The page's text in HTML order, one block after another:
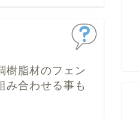
樹脂材のフェン
み合わせる事も